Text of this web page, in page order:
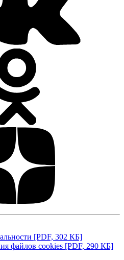
[PDF, 302 КБ]
файлов cookies [PDF, 290 КБ]